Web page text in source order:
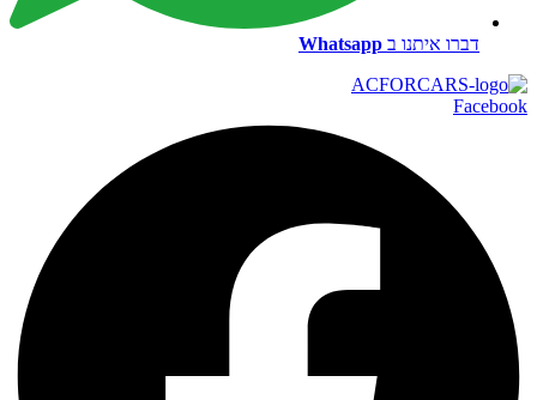
דברו איתנו ב Whatsapp
Facebook